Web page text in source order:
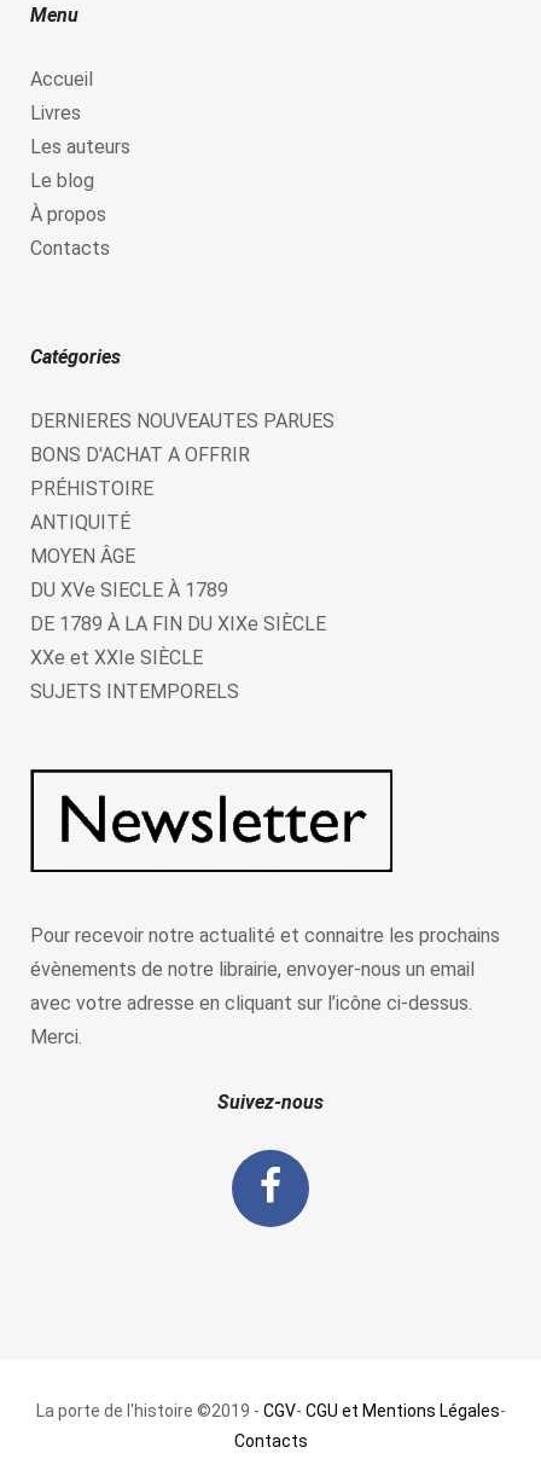
Menu
Accueil
Livres
Les auteurs
Le blog
À propos
Contacts
Catégories
DERNIERES NOUVEAUTES PARUES
BONS D'ACHAT A OFFRIR
PRÉHISTOIRE
ANTIQUITÉ
MOYEN ÂGE
DU XVe SIECLE À 1789
DE 1789 À LA FIN DU XIXe SIÈCLE
XXe et XXIe SIÈCLE
SUJETS INTEMPORELS
Pour recevoir notre actualité et connaitre les prochains
évènements de notre librairie, envoyer-nous un email
avec votre adresse en cliquant sur l’icône ci-dessus.
Merci.
Suivez-nous
La porte de l'histoire ©2019 - CGV- CGU et Mentions Légales-
Contacts